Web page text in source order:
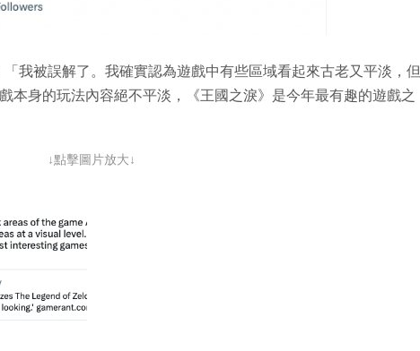
我被誤解了。我確實認為遊戲中有些區域看起來古老又平淡，但
本身的玩法內容絕不平淡，《王國之淚》是今年最有趣的遊戲之
↓點擊圖片放大↓